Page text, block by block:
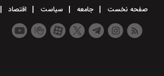
صفحه نخست جامعه سیاست اقتصاد